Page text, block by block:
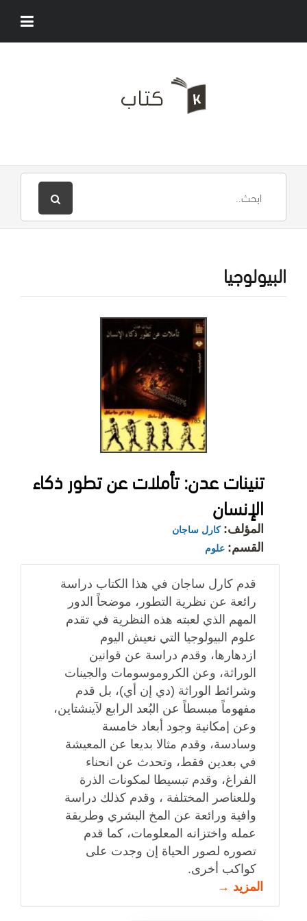
البيولوجيا
تنينات عدن: تأملات عن تطور ذكاء
الإنسان
المؤلف: كارل ساجان
القسم: علوم
قدم كارل ساجان في هذا الكتاب دراسة
رائعة عن نظرية التطور، موضحاً الدور
المهم الذي لعبته هذه النظرية في تقدم
علوم البيولوجيا التي نعيش اليوم
ازدهارها، وقدم دراسة عن قوانين
الوراثة، وعن الكروموسومات والجينات
وشرائط الوراثة (دي إن أي)، بل قدم
مفهوماً مبسطاً عن البُعد الرابع لآينشتاين،
وعن إمكانية وجود أبعاد خامسة
وسادسة، وقدم مثالا بديعا عن المعيشة
في بعدين فقط، وتحدث عن انحناء
الفراغ، وقدم تبسيطا لمكونات الذرة
وللعناصر المختلفة ، وقدم كذلك دراسة
وافية ورائعة عن المخ البشري وطريقة
عمله واختزانه المعلومات، كما قدم
تصوره لصور الحياة إن وجدت على
كواكب أخرى.
المزيد →